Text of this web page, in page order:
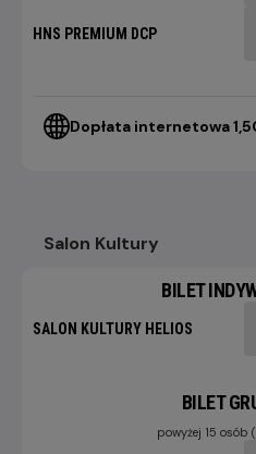
HNS PREMIUM DCP
Dopłata internetowa
Salon Kultury
BILET
SALON KULTURY HELIOS
BILET
powyżej 15 osób